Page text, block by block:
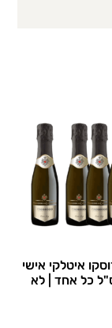
איטלקי אישי
20 ס"ל כל אחד | לא